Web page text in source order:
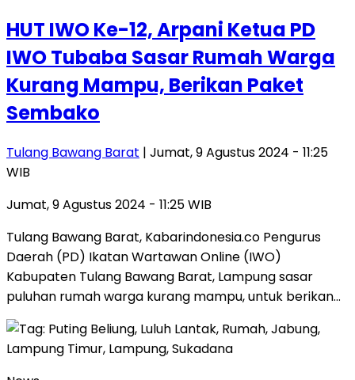
HUT IWO Ke-12, Arpani Ketua PD
IWO Tubaba Sasar Rumah Warga
Kurang Mampu, Berikan Paket
Sembako
Tulang Bawang Barat | Jumat, 9 Agustus 2024 - 11:25
WIB
Jumat, 9 Agustus 2024 - 11:25 WIB
Tulang Bawang Barat, Kabarindonesia.co Pengurus
Daerah (PD) Ikatan Wartawan Online (IWO)
Kabupaten Tulang Bawang Barat, Lampung sasar
puluhan rumah warga kurang mampu, untuk berikan…